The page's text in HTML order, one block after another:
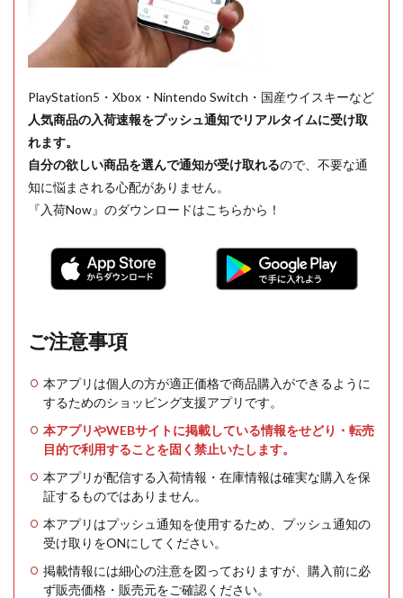
PlayStation5・Xbox・Nintendo Switch・国産ウイスキーなど
人気商品の入荷速報をプッシュ通知でリアルタイムに受け取
れます。
自分の欲しい商品を選んで通知が受け取れるので、不要な通
知に悩まされる心配がありません。
『入荷Now』のダウンロードはこちらから！
ご注意事項
本アプリは個人の方が適正価格で商品購入ができるように
するためのショッピング支援アプリです。
本アプリやWEBサイトに掲載している情報をせどり・転売
目的で利用することを固く禁止いたします。
本アプリが配信する入荷情報・在庫情報は確実な購入を保
証するものではありません。
本アプリはプッシュ通知を使用するため、プッシュ通知の
受け取りをONにしてください。
掲載情報には細心の注意を図っておりますが、購入前に必
ず販売価格・販売元をご確認ください。